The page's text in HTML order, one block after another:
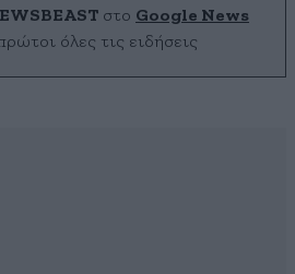
στο Google News
όλες τις ειδήσεις